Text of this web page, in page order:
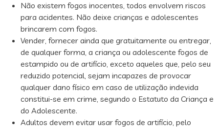
Não existem fogos inocentes, todos envolvem riscos
para acidentes. Não deixe crianças e adolescentes
brincarem com fogos.
Vender, fornecer ainda que gratuitamente ou entregar,
de qualquer forma, a criança ou adolescente fogos de
estampido ou de artifício, exceto aqueles que, pelo seu
reduzido potencial, sejam incapazes de provocar
qualquer dano físico em caso de utilização indevida
constitui-se em crime, segundo o Estatuto da Criança e
do Adolescente.
Adultos devem evitar usar fogos de artifício, pelo